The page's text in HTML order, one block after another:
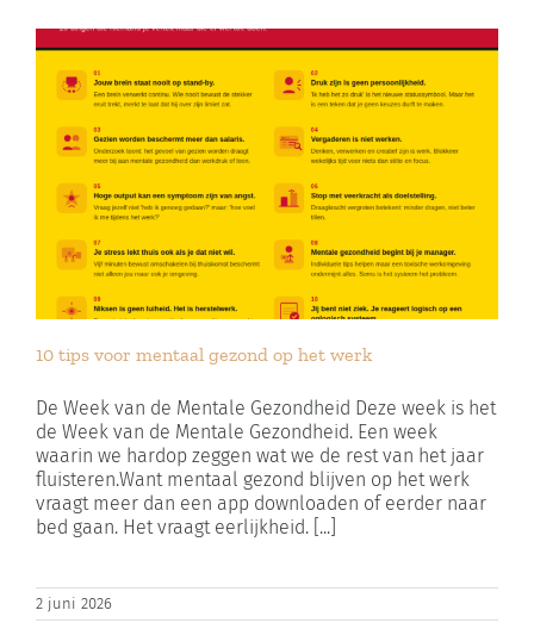
10 tips voor mentaal gezond op het werk
De Week van de Mentale Gezondheid Deze week is het
de Week van de Mentale Gezondheid. Een week
waarin we hardop zeggen wat we de rest van het jaar
fluisteren.Want mentaal gezond blijven op het werk
vraagt meer dan een app downloaden of eerder naar
bed gaan. Het vraagt eerlijkheid. [...]
2 juni 2026